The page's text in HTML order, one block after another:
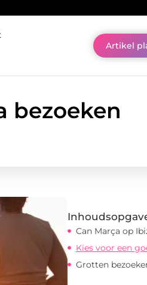
Artikel
bezoeken
Can Marça op
Kies voor een
Grotten